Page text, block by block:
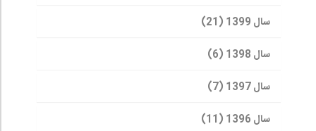
سال 1399 (21)
سال 1398 (6)
سال 1397 (7)
سال 1396 (11)